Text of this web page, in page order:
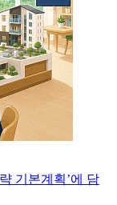
기본계획’에 담